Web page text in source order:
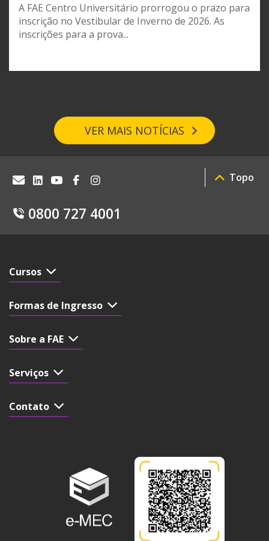
A FAE Centro Universitário prorrogou o prazo para
inscrição no Vestibular de Inverno de 2026. As
inscrições para a prova...
VER MAIS NOTÍCIAS
0800 727 4001
Topo
Cursos
Formas de Ingresso
Sobre a FAE
Serviços
Contato